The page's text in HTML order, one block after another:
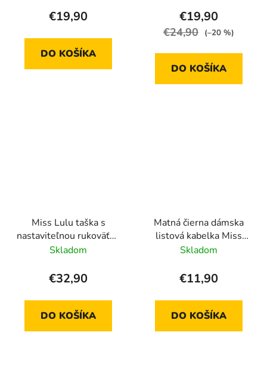
€19,90
DO KOŠÍKA
€19,90
€24,90 (–20 %)
DO KOŠÍKA
Miss Lulu taška s
nastaviteľnou rukoväťou
LM1642 - čierna
Skladom
€32,90
DO KOŠÍKA
Matná čierna dámska
listová kabelka Miss
Lulu
Skladom
€11,90
DO KOŠÍKA